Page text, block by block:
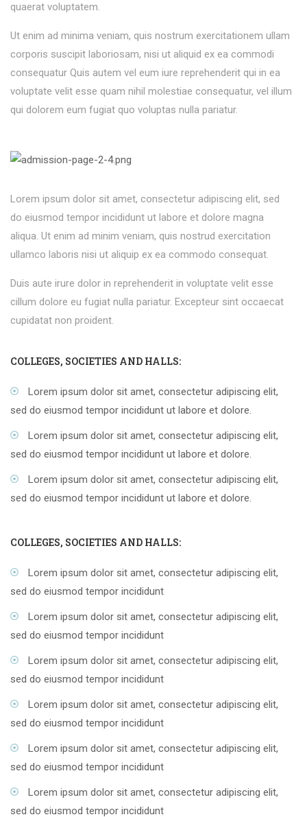
quaerat voluptatem.
Ut enim ad minima veniam, quis nostrum exercitationem ullam
corporis suscipit laboriosam, nisi ut aliquid ex ea commodi
consequatur Quis autem vel eum iure reprehenderit qui in ea
voluptate velit esse quam nihil molestiae consequatur, vel illum
qui dolorem eum fugiat quo voluptas nulla pariatur.
Lorem ipsum dolor sit amet, consectetur adipiscing elit, sed
do eiusmod tempor incididunt ut labore et dolore magna
aliqua. Ut enim ad minim veniam, quis nostrud exercitation
ullamco laboris nisi ut aliquip ex ea commodo consequat.
Duis aute irure dolor in reprehenderit in voluptate velit esse
cillum dolore eu fugiat nulla pariatur. Excepteur sint occaecat
cupidatat non proident.
COLLEGES, SOCIETIES AND HALLS:
Lorem ipsum dolor sit amet, consectetur adipiscing elit,
sed do eiusmod tempor incididunt ut labore et dolore.
Lorem ipsum dolor sit amet, consectetur adipiscing elit,
sed do eiusmod tempor incididunt ut labore et dolore.
Lorem ipsum dolor sit amet, consectetur adipiscing elit,
sed do eiusmod tempor incididunt ut labore et dolore.
COLLEGES, SOCIETIES AND HALLS:
Lorem ipsum dolor sit amet, consectetur adipiscing elit,
sed do eiusmod tempor incididunt
Lorem ipsum dolor sit amet, consectetur adipiscing elit,
sed do eiusmod tempor incididunt
Lorem ipsum dolor sit amet, consectetur adipiscing elit,
sed do eiusmod tempor incididunt
Lorem ipsum dolor sit amet, consectetur adipiscing elit,
sed do eiusmod tempor incididunt
Lorem ipsum dolor sit amet, consectetur adipiscing elit,
sed do eiusmod tempor incididunt
Lorem ipsum dolor sit amet, consectetur adipiscing elit,
sed do eiusmod tempor incididunt